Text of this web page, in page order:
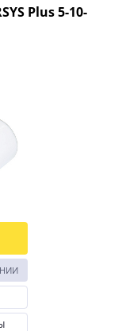
Plus 5-10-